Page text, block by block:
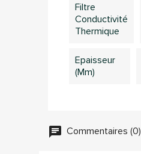
Filtre
Conductivité
Thermique
Epaisseur
(mm)
Commentaires (0)